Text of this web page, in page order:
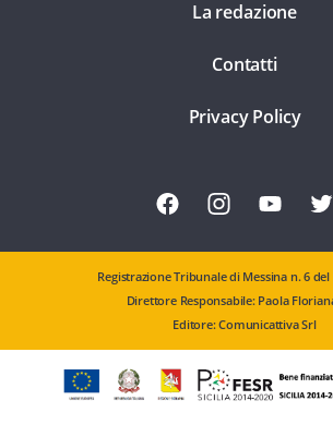
La redazione
Contatti
Privacy Policy
Registrazione Tribunale di Messina n. 6 del
Direttore Responsabile: Paola
Editore: Comunicattiva Srl